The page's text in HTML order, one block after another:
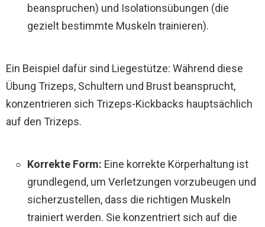
beanspruchen) und Isolationsübungen (die
gezielt bestimmte Muskeln trainieren).
Ein Beispiel dafür sind Liegestütze: Während diese
Übung Trizeps, Schultern und Brust beansprucht,
konzentrieren sich Trizeps-Kickbacks hauptsächlich
auf den Trizeps.
Korrekte Form: Eine korrekte Körperhaltung ist
grundlegend, um Verletzungen vorzubeugen und
sicherzustellen, dass die richtigen Muskeln
trainiert werden. Sie konzentriert sich auf die